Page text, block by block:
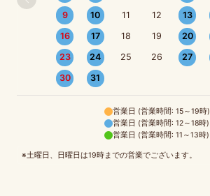
9 10 11 12 13
16 17 18 19 20
23 24 25 26 27
30 31
営業日 (営業時間: 15～19時)
営業日 (営業時間: 12～18時)
営業日 (営業時間: 11～13時)
※土曜日、日曜日は19時までの営業でございます。